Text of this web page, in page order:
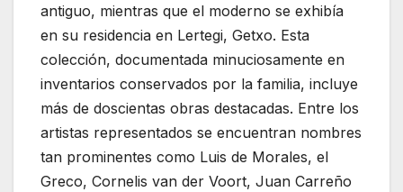
antiguo, mientras que el moderno se exhibía
en su residencia en Lertegi, Getxo. Esta
colección, documentada minuciosamente en
inventarios conservados por la familia, incluye
más de doscientas obras destacadas. Entre los
artistas representados se encuentran nombres
tan prominentes como Luis de Morales, el
Greco, Cornelis van der Voort, Juan Carreño